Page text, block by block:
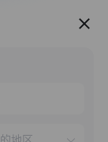
服务推荐